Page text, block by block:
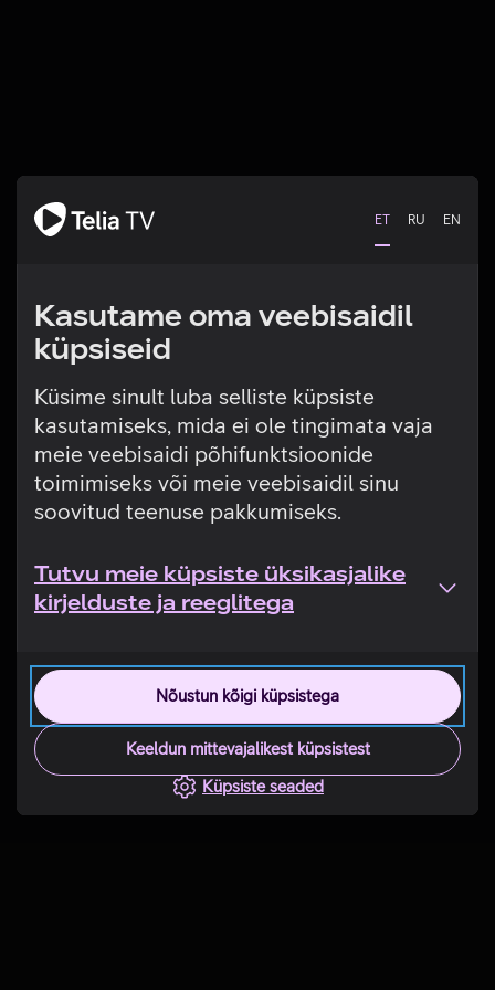
ET RU EN
Kasutame oma veebisaidil
küpsiseid
Küsime sinult luba selliste küpsiste
kasutamiseks, mida ei ole tingimata vaja
meie veebisaidi põhifunktsioonide
toimimiseks või meie veebisaidil sinu
soovitud teenuse pakkumiseks.
Tutvu meie küpsiste üksikasjalike
kirjelduste ja reeglitega
Nõustun kõigi küpsistega
Keeldun mittevajalikest küpsistest
Küpsiste seaded
Tehniline viga